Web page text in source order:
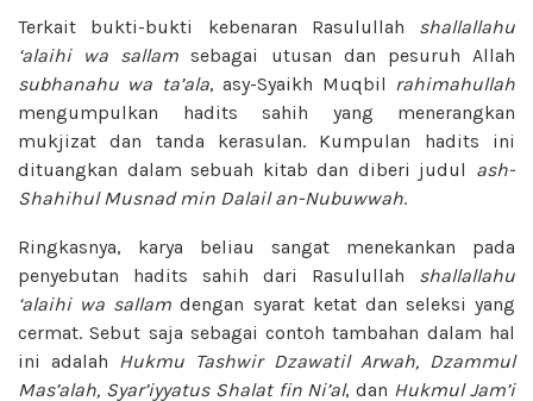
Terkait bukti-bukti kebenaran Rasulullah shallallahu
‘alaihi wa sallam sebagai utusan dan pesuruh Allah
subhanahu wa ta’ala, asy-Syaikh Muqbil rahimahullah
mengumpulkan hadits sahih yang menerangkan
mukjizat dan tanda kerasulan. Kumpulan hadits ini
dituangkan dalam sebuah kitab dan diberi judul ash-
Shahihul Musnad min Dalail an-Nubuwwah.
Ringkasnya, karya beliau sangat menekankan pada
penyebutan hadits sahih dari Rasulullah shallallahu
‘alaihi wa sallam dengan syarat ketat dan seleksi yang
cermat. Sebut saja sebagai contoh tambahan dalam hal
ini adalah
Hukmu Tashwir Dzawatil Arwah, Dzammul
Mas’alah, Syar’iyyatus Shalat fin Ni’al, dan Hukmul Jam’i